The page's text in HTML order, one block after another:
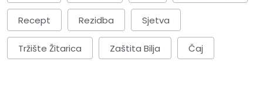
Recept Rezidba Sjetva
Tržište Žitarica Zaštita Bilja Čaj